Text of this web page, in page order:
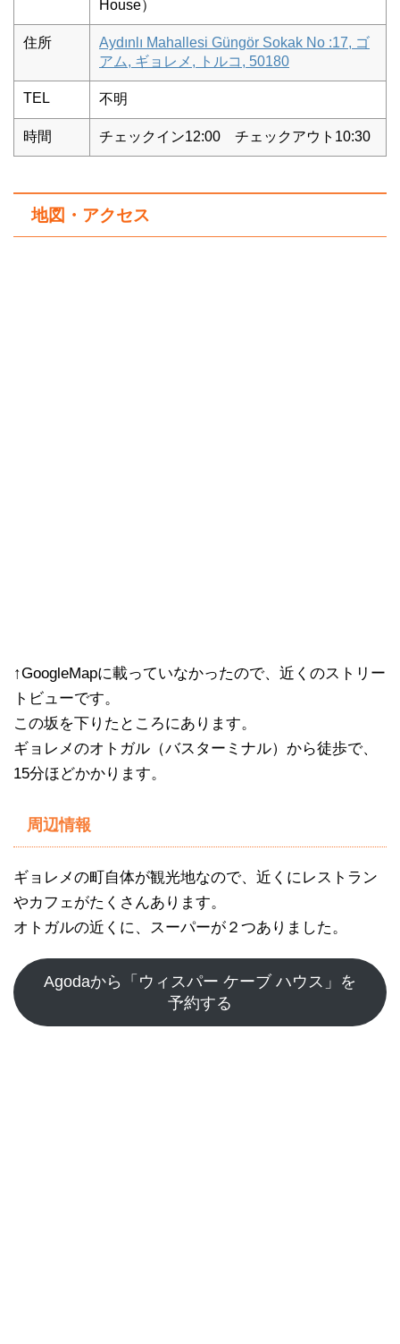
House）
住所
Aydınlı Mahallesi Güngör Sokak No :17, ゴ
アム, ギョレメ, トルコ, 50180
TEL 不明
時間 チェックイン12:00 チェックアウト10:30
地図・アクセス
↑GoogleMapに載っていなかったので、近くのストリー
トビューです。
この坂を下りたところにあります。
ギョレメのオトガル（バスターミナル）から徒歩で、
15分ほどかかります。
周辺情報
ギョレメの町自体が観光地なので、近くにレストラン
やカフェがたくさんあります。
オトガルの近くに、スーパーが２つありました。
Agodaから「ウィスパー ケーブ ハウス」を
予約する